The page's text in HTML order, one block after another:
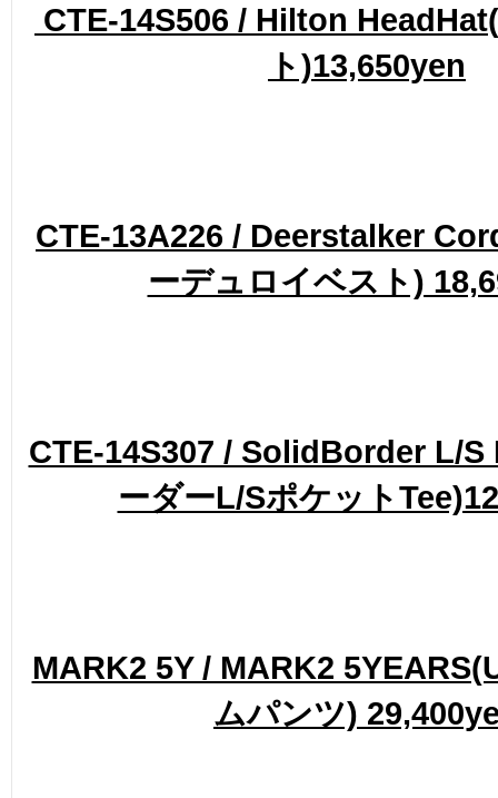
CTE-14S506 / Hilton
ト)13,650yen
CTE-13A226 / Deerstalker
ーデュロイベスト)
CTE-14S307 / SolidBorder L/S
ーダーL/Sポケット
MARK2 5Y / MARK2
ムパンツ)